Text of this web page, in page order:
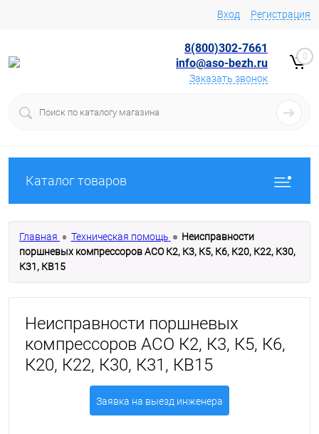
Вход Регистрация
8(800)302-7661
info@aso-bezh.ru
Заказать звонок
0
Каталог товаров
Главная Техническая помощь
Неисправности
поршневых компрессоров АСО К2, К3, К5, К6, К20, К22, К30,
К31, КВ15
Неисправности поршневых
компрессоров АСО К2, К3, К5, К6,
К20, К22, К30, К31, КВ15
Заявка на выезд инженера